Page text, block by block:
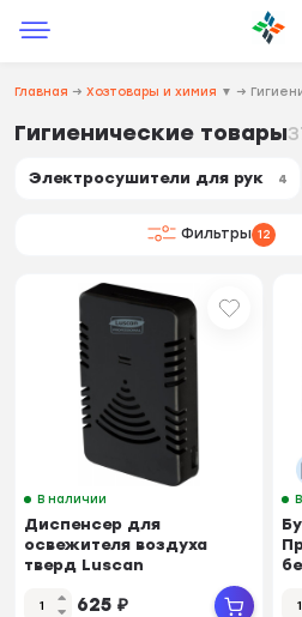
Главная → Хозтовары и химия ▼ →
Гигиенические товары
Электросушители для рук 4
Фильтры 12
В наличии
Диспенсер для
освежителя воздуха
тверд Luscan
Professional наст чернR-
1371B
625 ₽